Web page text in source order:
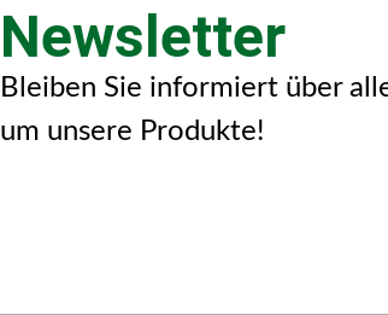
Newsletter
Bleiben Sie informiert über
um unsere Produkte!